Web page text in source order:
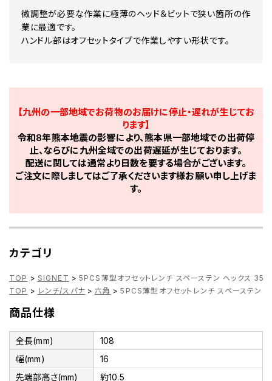
微調整が必要な作業に極薄のヘッド＆ビットで狭い箇所の作
業に最適です。
ハンドル部はオフセットタイプで作業しやすい形状です。
【九州の一部地域でお荷物のお届けに停止・遅れが生じてお
ります】
令和8年熊本地震の影響により、熊本県一部地域での出荷停
止、ならびに九州全域での出荷遅延が生じております。
配送に関しては通常より日数を要する場合がございます。
ご注文に際しましてはご了承くださいます様お願い申し上げま
す。
カテゴリ
TOP > SIGNET > 5PCS薄型オフセットレンチ スペーステン ヘックス
TOP > レンチ/スパナ > 六角 > 5PCS薄型オフセットレンチ スペーステン
商品仕様
全長(mm)
108
幅(mm)
16
先端部高さ(mm)
約10.5